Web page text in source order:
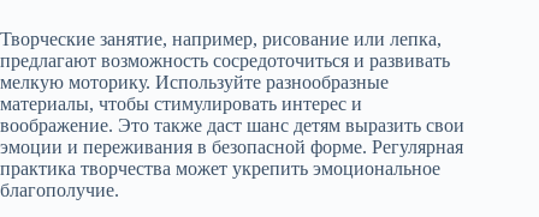
Творческие занятие, например, рисование или лепка,
предлагают возможность сосредоточиться и развивать
мелкую моторику. Используйте разнообразные
материалы, чтобы стимулировать интерес и
воображение. Это также даст шанс детям выразить свои
эмоции и переживания в безопасной форме. Регулярная
практика творчества может укрепить эмоциональное
благополучие.